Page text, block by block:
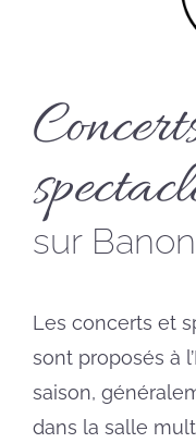
sur Banon
Les concerts et
sont proposés à
saison,
dans la salle